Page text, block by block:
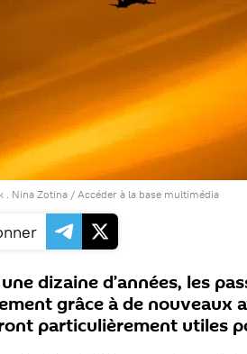
. Nina Zotina / Accéder à la base multimédia
dizaine d’années, les
grâce à de nouveaux
particulièrement utiles